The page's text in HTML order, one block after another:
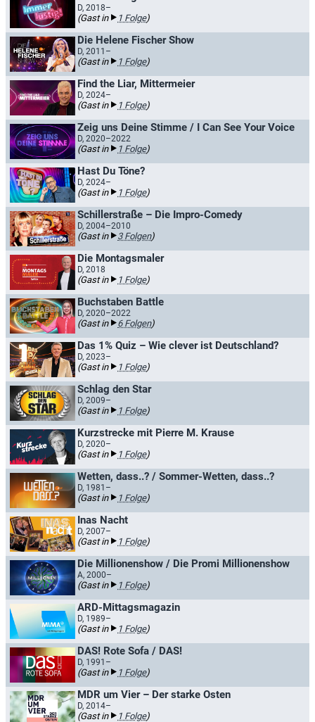
D, 2018–
(Gast in 1 Folge)
Die Helene Fischer Show
D, 2011–
(Gast in 1 Folge)
Find the Liar, Mittermeier
D, 2024–
(Gast in 1 Folge)
Zeig uns Deine Stimme / I Can See Your Voice
D, 2020–2022
(Gast in 1 Folge)
Hast Du Töne?
D, 2024–
(Gast in 1 Folge)
Schillerstraße – Die Impro-Comedy
D, 2004–2010
(Gast in 3 Folgen)
Die Montagsmaler
D, 2018
(Gast in 1 Folge)
Buchstaben Battle
D, 2020–2022
(Gast in 6 Folgen)
Das 1% Quiz – Wie clever ist Deutschland?
D, 2023–
(Gast in 1 Folge)
Schlag den Star
D, 2009–
(Gast in 1 Folge)
Kurzstrecke mit Pierre M. Krause
D, 2020–
(Gast in 1 Folge)
Wetten, dass..? / Sommer-Wetten, dass..?
D, 1981–
(Gast in 1 Folge)
Inas Nacht
D, 2007–
(Gast in 1 Folge)
Die Millionenshow / Die Promi Millionenshow
A, 2000–
(Gast in 1 Folge)
ARD-Mittagsmagazin
D, 1989–
(Gast in 1 Folge)
DAS! Rote Sofa / DAS!
D, 1991–
(Gast in 1 Folge)
MDR um Vier – Der starke Osten
D, 2014–
(Gast in 1 Folge)